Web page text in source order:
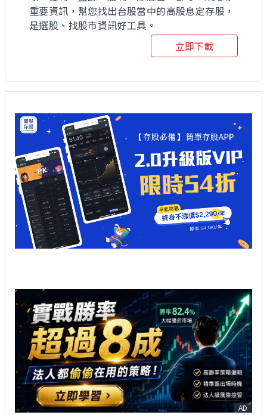
重要資訊，幫您找出台股當中的高股息定存股，
是選股、找股市資訊好工具。
立即下載
AD